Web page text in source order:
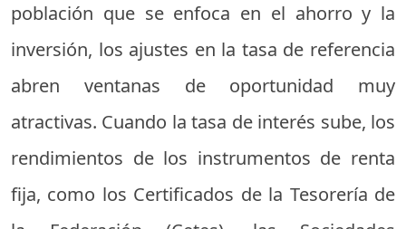
población que se enfoca en el ahorro y la
inversión, los ajustes en la tasa de referencia
abren ventanas de oportunidad muy
atractivas. Cuando la tasa de interés sube, los
rendimientos de los instrumentos de renta
fija, como los Certificados de la Tesorería de